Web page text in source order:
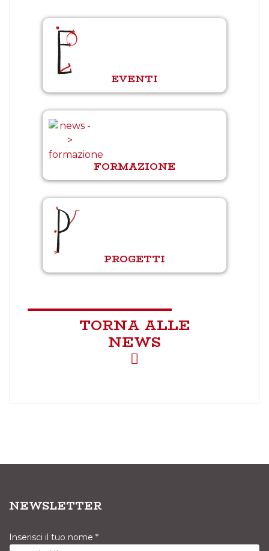
EVENTI
FORMAZIONE
PROGETTI
TORNA ALLE
NEWS
NEWSLETTER
Inserisci il tuo nome *